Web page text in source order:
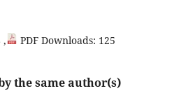
, PDF Downloads: 125
the same author(s)